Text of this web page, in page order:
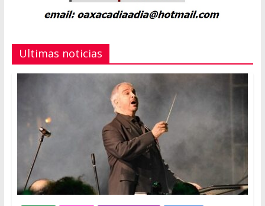
Ultimas noticias